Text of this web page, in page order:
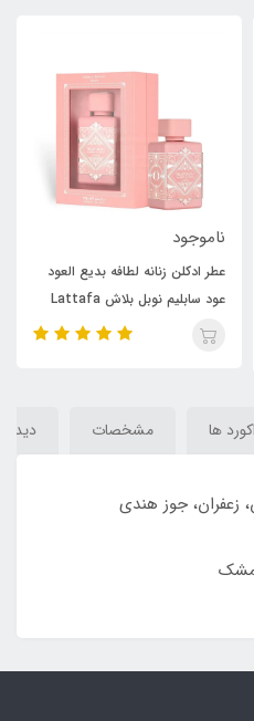
ناموجود
عطر ادکلن زنانه لطافه بدیع العود
عود سابلیم نوبل بلاش Lattafa
Badee Al Oud Noble Blush
اکورد ها مشخصات
زعفران، جوز هندی
مشک